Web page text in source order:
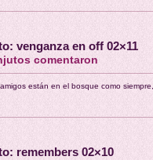
venganza en off 02×11
comentaron
están en el bosque como
remembers 02×10